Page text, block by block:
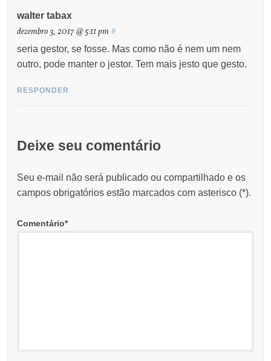
walter tabax
dezembro 3, 2017 @ 5:11 pm #
seria gestor, se fosse. Mas como não é nem um nem
outro, pode manter o jestor. Tem mais jesto que gesto.
RESPONDER
Deixe seu comentário
Seu e-mail não será publicado ou compartilhado e os
campos obrigatórios estão marcados com asterisco (*).
Comentário*